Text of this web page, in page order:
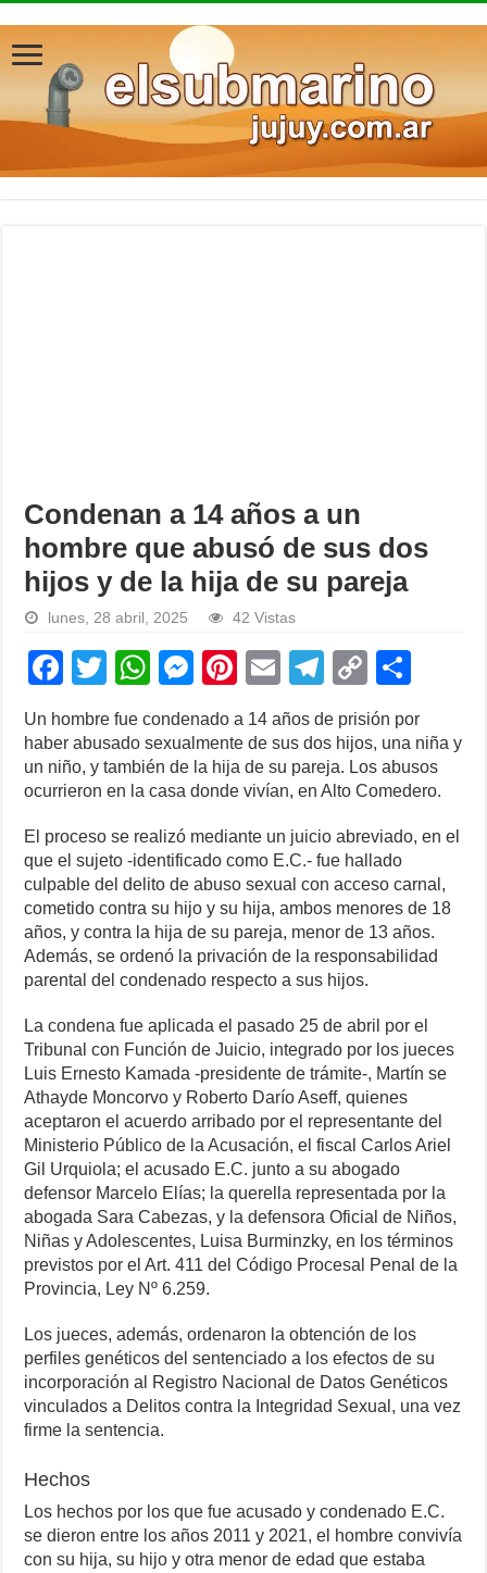
Condenan a 14 años a un
hombre que abusó de sus dos
hijos y de la hija de su pareja
lunes, 28 abril, 2025 42 Vistas
F
c
e
b
o
o
k
T
wi
tt
er
W
at
s
A
p
p
M
ss
e
n
g
er
Pi
nt
er
e
st
E
m
ail
T
e
gr
a
m
C
o
p
y
Li
n
k
ar
e
Un hombre fue condenado a 14 años de prisión por
haber abusado sexualmente de sus dos hijos, una niña y
un niño, y también de la hija de su pareja. Los abusos
ocurrieron en la casa donde vivían, en Alto Comedero.
El proceso se realizó mediante un juicio abreviado, en el
que el sujeto -identificado como E.C.- fue hallado
culpable del delito de abuso sexual con acceso carnal,
cometido contra su hijo y su hija, ambos menores de 18
años, y contra la hija de su pareja, menor de 13 años.
Además, se ordenó la privación de la responsabilidad
parental del condenado respecto a sus hijos.
La condena fue aplicada el pasado 25 de abril por el
Tribunal con Función de Juicio, integrado por los jueces
Luis Ernesto Kamada -presidente de trámite-, Martín se
Athayde Moncorvo y Roberto Darío Aseff, quienes
aceptaron el acuerdo arribado por el representante del
Ministerio Público de la Acusación, el fiscal Carlos Ariel
Gil Urquiola; el acusado E.C. junto a su abogado
defensor Marcelo Elías; la querella representada por la
abogada Sara Cabezas, y la defensora Oficial de Niños,
Niñas y Adolescentes, Luisa Burminzky, en los términos
previstos por el Art. 411 del Código Procesal Penal de la
Provincia, Ley Nº 6.259.
Los jueces, además, ordenaron la obtención de los
perfiles genéticos del sentenciado a los efectos de su
incorporación al Registro Nacional de Datos Genéticos
vinculados a Delitos contra la Integridad Sexual, una vez
firme la sentencia.
Hechos
Los hechos por los que fue acusado y condenado E.C.
se dieron entre los años 2011 y 2021, el hombre convivía
con su hija, su hijo y otra menor de edad que estaba